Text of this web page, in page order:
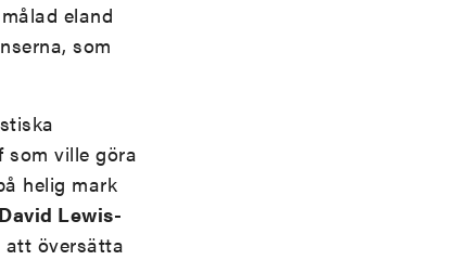
eland
som
som ville göra
helig mark
David Lewis-
att översätta